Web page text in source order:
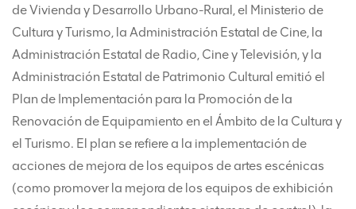
de Vivienda y Desarrollo Urbano-Rural, el Ministerio de
Cultura y Turismo, la Administración Estatal de Cine, la
Administración Estatal de Radio, Cine y Televisión, y la
Administración Estatal de Patrimonio Cultural emitió el
Plan de Implementación para la Promoción de la
Renovación de Equipamiento en el Ámbito de la Cultura y
el Turismo. El plan se refiere a la implementación de
acciones de mejora de los equipos de artes escénicas
(como promover la mejora de los equipos de exhibición